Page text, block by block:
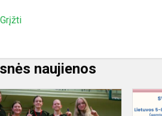
Grįžti
naujienos
Rajoninės
merginų